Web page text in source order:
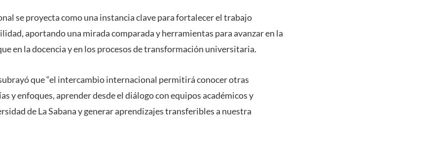
se proyecta como una instancia clave para fortalecer el trabajo
aportando una mirada comparada y herramientas para avanzar en la
en la docencia y en los procesos de transformación universitaria.
que “el intercambio internacional permitirá conocer otras
y enfoques, aprender desde el diálogo con equipos académicos y
de La Sabana y generar aprendizajes transferibles a nuestra